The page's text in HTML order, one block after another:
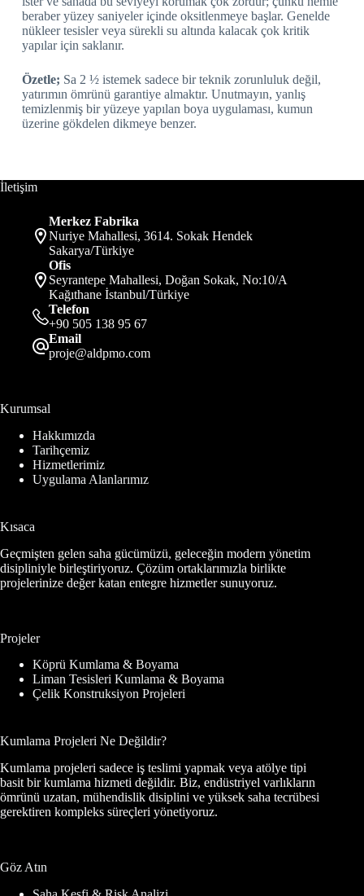
beraber yüzey saniyeler içinde oksitlenmeye başlar. Genelde
nükleer tesisler veya sürekli su altında kalacak çok kritik
yapılar için saklanır.
Özetle; Sa 2 ½ istemek sadece bir teknik zorunluluk değil,
yatırımın ömrünü garantiye almaktır. Unutmayın, yanlış
temizlenmiş bir yüzeye yapılan boya uygulaması, kumun
üzerine gökdelen dikmeye benzer.
İletişim
Merkez Fabrika
Nuriye Mahallesi, 3614. Sokak Hendek
Sakarya/Türkiye
Ofis
Seyrantepe Mahallesi, Doğan Sokak, No:10/A
Kağıthane İstanbul/Türkiye
Telefon
+90 505 138 95 67
Email
proje@aldpmo.com
Kurumsal
Hakkımızda
Tarihçemiz
Hizmetlerimiz
Uygulama Alanlarımız
Kısaca
Geçmişten gelen saha gücümüzü, geleceğin modern yönetim
disipliniyle birleştiriyoruz. Çözüm ortaklarımızla birlikte
projelerinize değer katan entegre hizmetler sunuyoruz.
Projeler
Köprü Kumlama & Boyama
Liman Tesisleri Kumlama & Boyama
Çelik Konstruksiyon Projeleri
Kumlama Projeleri Ne Değildir?
Kumlama projeleri sadece iş teslimi yapmak veya atölye tipi
basit bir kumlama hizmeti değildir. Biz, endüstriyel varlıkların
ömrünü uzatan, mühendislik disiplini ve yüksek saha tecrübesi
gerektiren kompleks süreçleri yönetiyoruz.
Göz Atın